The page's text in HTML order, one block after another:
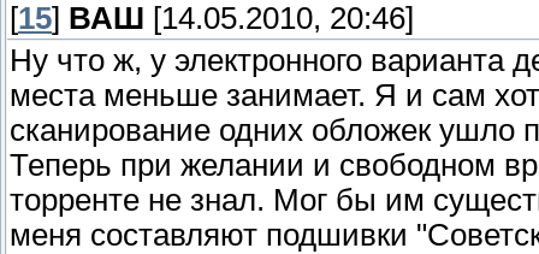
[15] ВАШ [14.05.2010, 20:46]
Ну что ж, у электронного варианта
места меньше занимает. Я и сам
сканирование одних обложек ушло
Теперь при желании и свободном
торренте не знал. Мог бы им
меня составляют подшивки